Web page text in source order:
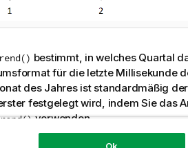
bestimmt, in welches Quartal
für die letzte Millisekunde
des Jahres ist standardmäßig
festgelegt wird, indem Sie das
verwenden.